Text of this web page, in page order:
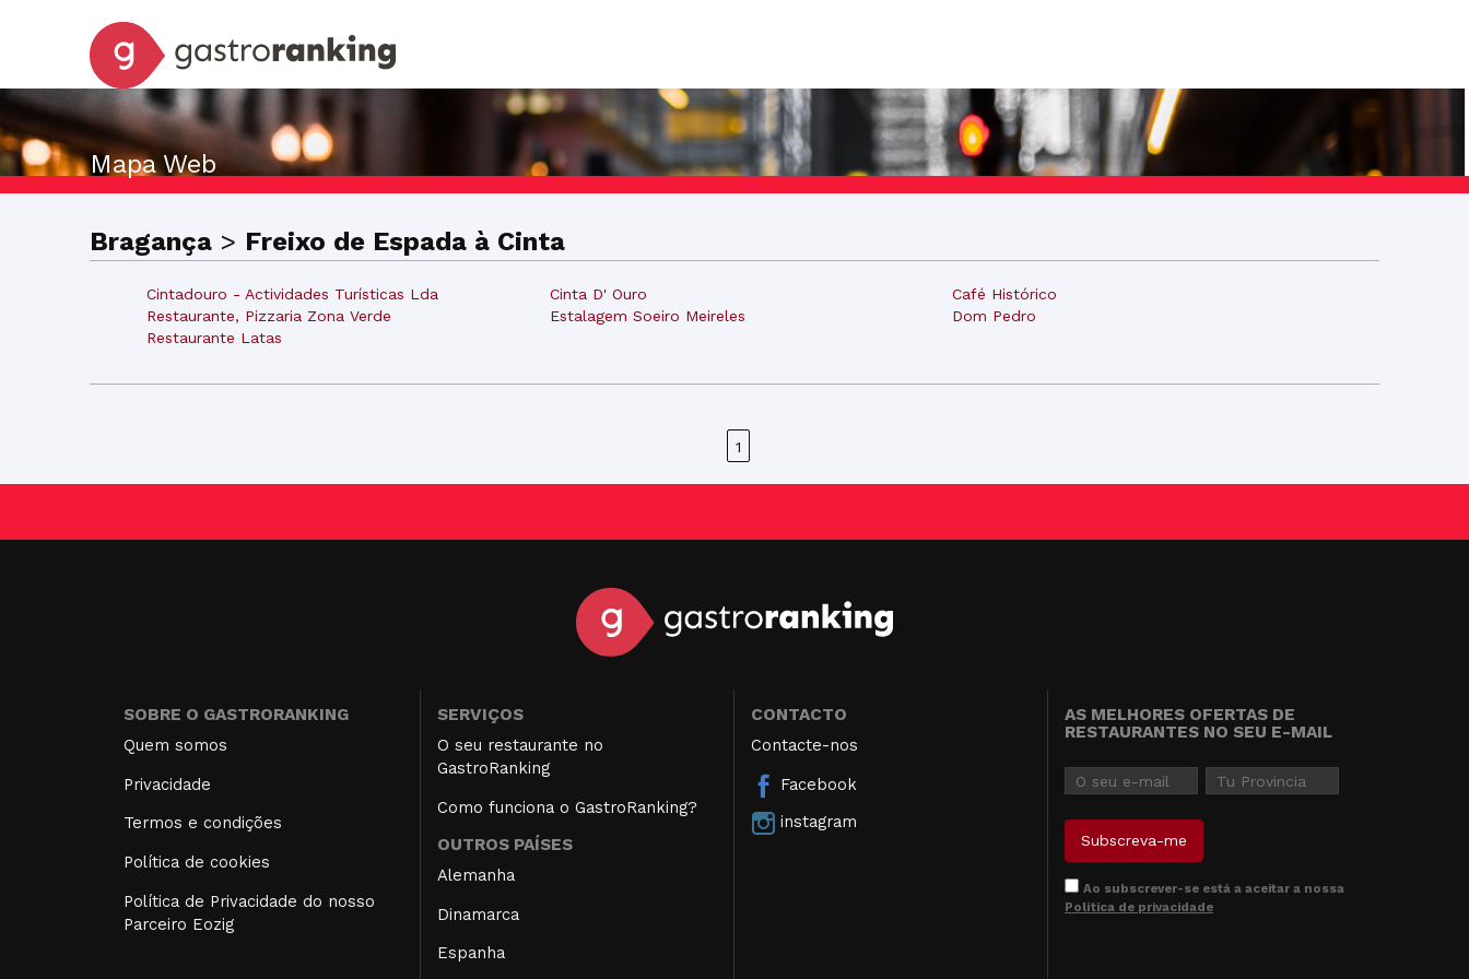
Mapa Web
Bragança > Freixo de Espada à Cinta
Cintadouro - Actividades Turísticas Lda
Restaurante, Pizzaria Zona Verde
Restaurante Latas
Cinta D' Ouro
Estalagem Soeiro Meireles
Café Histórico
Dom Pedro
1
SOBRE O GASTRORANKING
Quem somos
Privacidade
Termos e condições
Política de cookies
Política de Privacidade do nosso
Parceiro Eozig
SERVIÇOS
O seu restaurante no
GastroRanking
Como funciona o GastroRanking?
OUTROS PAÍSES
Alemanha
Dinamarca
Espanha
CONTACTO
Contacte-nos
Facebook
instagram
AS MELHORES OFERTAS DE
RESTAURANTES NO SEU E-MAIL
Ao subscrever-se está a aceitar a nossa
Política de privacidade